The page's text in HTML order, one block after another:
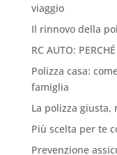
viaggio
Il rinnovo della
RC AUTO:
Polizza casa:
famiglia
La polizza giusta,
Più scelta per te
Prevenzione